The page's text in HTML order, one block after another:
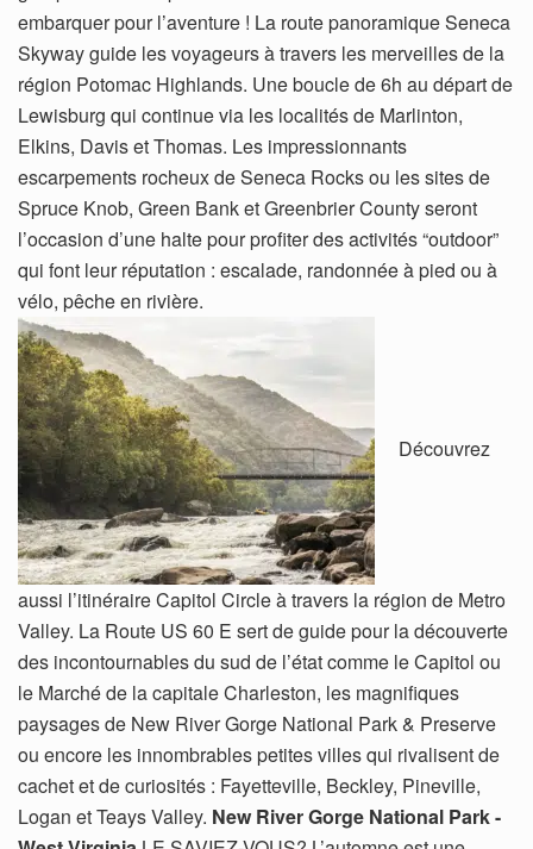
embarquer pour l’aventure ! La route panoramique Seneca
Skyway guide les voyageurs à travers les merveilles de la
région Potomac Highlands. Une boucle de 6h au départ de
Lewisburg qui continue via les localités de Marlinton,
Elkins, Davis et Thomas. Les impressionnants
escarpements rocheux de Seneca Rocks ou les sites de
Spruce Knob, Green Bank et Greenbrier County seront
l’occasion d’une halte pour profiter des activités “outdoor”
qui font leur réputation : escalade, randonnée à pied ou à
vélo, pêche en rivière.
Découvrez
aussi l’itinéraire Capitol Circle à travers la région de Metro
Valley. La Route US 60 E sert de guide pour la découverte
des incontournables du sud de l’état comme le Capitol ou
le Marché de la capitale Charleston, les magnifiques
paysages de New River Gorge National Park & Preserve
ou encore les innombrables petites villes qui rivalisent de
cachet et de curiosités : Fayetteville, Beckley, Pineville,
Logan et Teays Valley. New River Gorge National Park -